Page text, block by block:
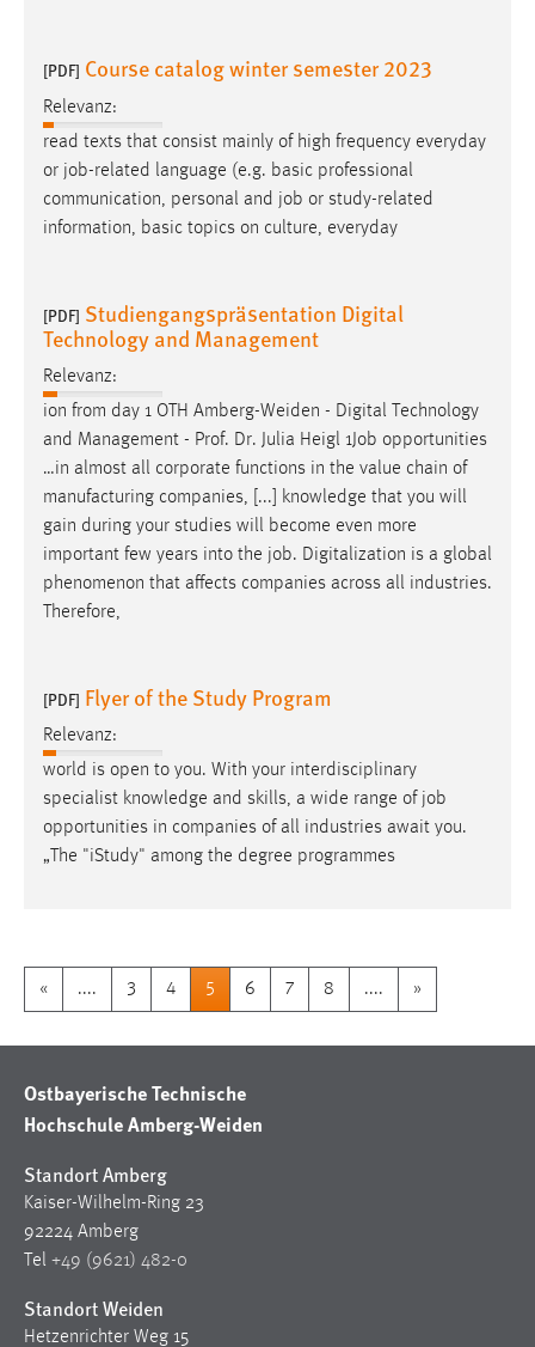
[PDF] Course catalog winter semester 2023
Relevanz:
read texts that consist mainly of high frequency everyday
or job-related language (e.g. basic professional
communication, personal and job or study-related
information, basic topics on culture, everyday
[PDF] Studiengangspräsentation Digital
Technology and Management
Relevanz:
ion from day 1 OTH Amberg-Weiden - Digital Technology
and Management - Prof. Dr. Julia Heigl 1Job opportunities
…in almost all corporate functions in the value chain of
manufacturing companies, [...] knowledge that you will
gain during your studies will become even more
important few years into the job. Digitalization is a global
phenomenon that affects companies across all industries.
Therefore,
[PDF] Flyer of the Study Program
Relevanz:
world is open to you. With your interdisciplinary
specialist knowledge and skills, a wide range of job
opportunities in companies of all industries await you.
„The "iStudy" among the degree programmes
« .... 3 4 5 6 7 8 .... »
Ostbayerische Technische
Hochschule Amberg-Weiden
Standort Amberg
Kaiser-Wilhelm-Ring 23
92224 Amberg
Tel +49 (9621) 482-0
Standort Weiden
Hetzenrichter Weg 15